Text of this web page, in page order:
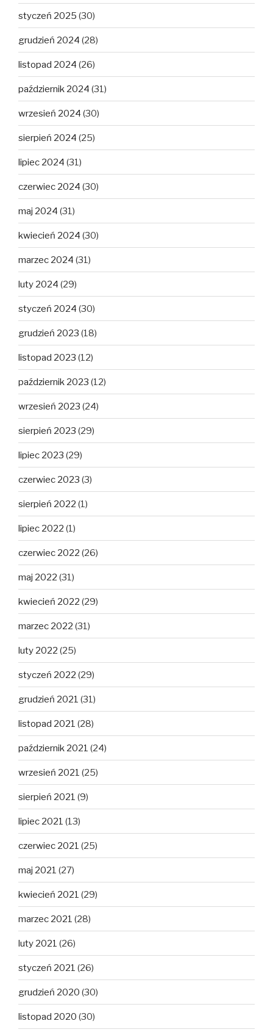
styczeń 2025 (30)
grudzień 2024 (28)
listopad 2024 (26)
październik 2024 (31)
wrzesień 2024 (30)
sierpień 2024 (25)
lipiec 2024 (31)
czerwiec 2024 (30)
maj 2024 (31)
kwiecień 2024 (30)
marzec 2024 (31)
luty 2024 (29)
styczeń 2024 (30)
grudzień 2023 (18)
listopad 2023 (12)
październik 2023 (12)
wrzesień 2023 (24)
sierpień 2023 (29)
lipiec 2023 (29)
czerwiec 2023 (3)
sierpień 2022 (1)
lipiec 2022 (1)
czerwiec 2022 (26)
maj 2022 (31)
kwiecień 2022 (29)
marzec 2022 (31)
luty 2022 (25)
styczeń 2022 (29)
grudzień 2021 (31)
listopad 2021 (28)
październik 2021 (24)
wrzesień 2021 (25)
sierpień 2021 (9)
lipiec 2021 (13)
czerwiec 2021 (25)
maj 2021 (27)
kwiecień 2021 (29)
marzec 2021 (28)
luty 2021 (26)
styczeń 2021 (26)
grudzień 2020 (30)
listopad 2020 (30)